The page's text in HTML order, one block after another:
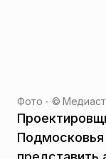
Фото - ©